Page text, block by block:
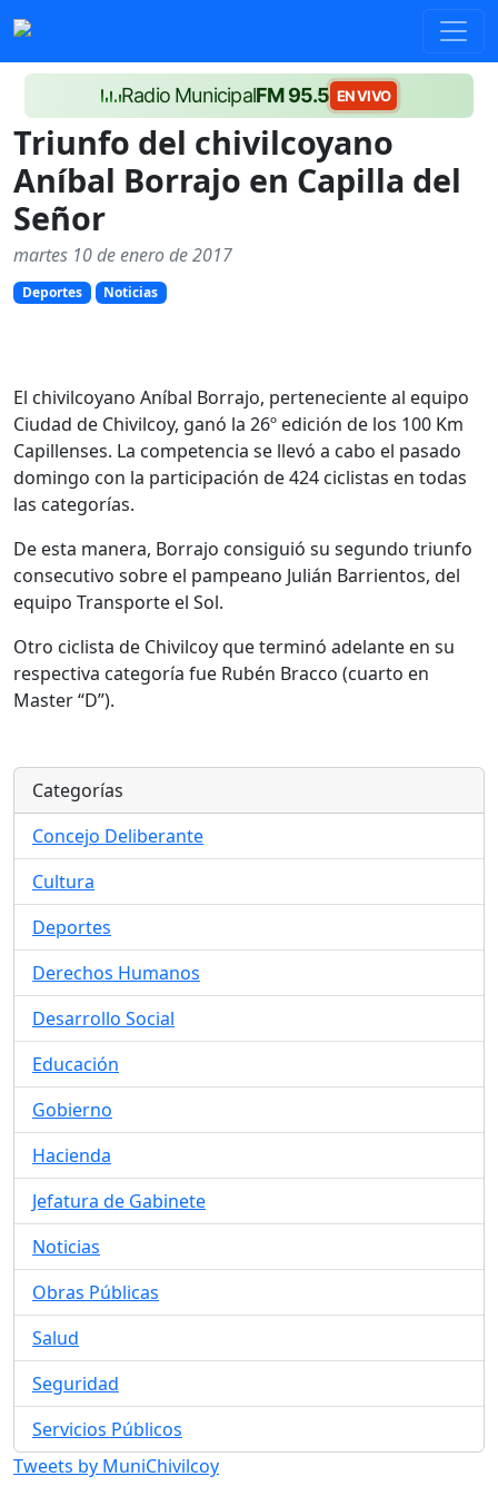
Radio MunicipalFM 95.5 EN VIVO
Triunfo del chivilcoyano
Aníbal Borrajo en Capilla del
Señor
martes 10 de enero de 2017
Deportes Noticias
El chivilcoyano Aníbal Borrajo, perteneciente al equipo
Ciudad de Chivilcoy, ganó la 26º edición de los 100 Km
Capillenses. La competencia se llevó a cabo el pasado
domingo con la participación de 424 ciclistas en todas
las categorías.
De esta manera, Borrajo consiguió su segundo triunfo
consecutivo sobre el pampeano Julián Barrientos, del
equipo Transporte el Sol.
Otro ciclista de Chivilcoy que terminó adelante en su
respectiva categoría fue Rubén Bracco (cuarto en
Master “D”).
Categorías
Concejo Deliberante
Cultura
Deportes
Derechos Humanos
Desarrollo Social
Educación
Gobierno
Hacienda
Jefatura de Gabinete
Noticias
Obras Públicas
Salud
Seguridad
Servicios Públicos
Tweets by MuniChivilcoy